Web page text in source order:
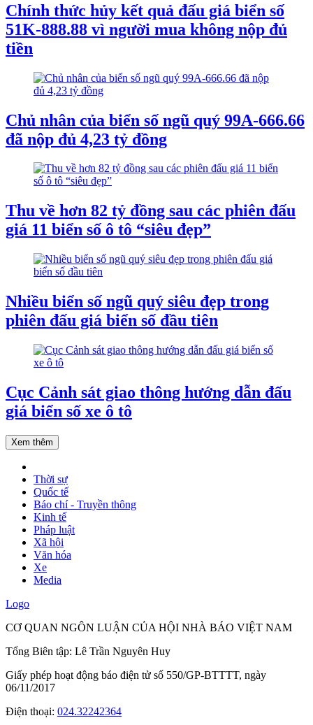
Chính thức hủy kết quả đấu giá biển số
51K-888.88 vì người mua không nộp đủ
tiền
Chủ nhân của biển số ngũ quý 99A-666.66
đã nộp đủ 4,23 tỷ đồng
Thu về hơn 82 tỷ đồng sau các phiên đấu
giá 11 biển số ô tô “siêu đẹp”
Nhiều biển số ngũ quý siêu đẹp trong
phiên đấu giá biển số đầu tiên
Cục Cảnh sát giao thông hướng dẫn đấu
giá biển số xe ô tô
Xem thêm
Thời sự
Quốc tế
Báo chí - Truyền thông
Kinh tế
Pháp luật
Xã hội
Văn hóa
Xe
Media
Logo
CƠ QUAN NGÔN LUẬN CỦA HỘI NHÀ BÁO VIỆT NAM
Tổng Biên tập: Lê Trần Nguyên Huy
Giấy phép hoạt động báo điện tử số 550/GP-BTTTT, ngày
06/11/2017
Điện thoại: 024.32242364